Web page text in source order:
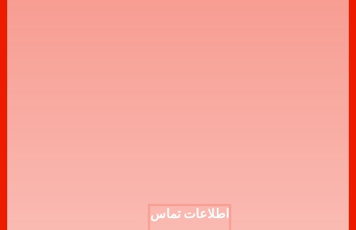
اطلاعات تماس